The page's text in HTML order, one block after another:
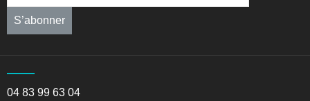
S’abonner
04 83 99 63 04